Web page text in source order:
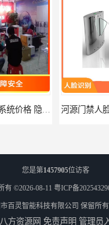
您是第1457905位访客
有 ©2026-08-11 粤ICP备
百灵智能科技有限公司 保留所有
八方资源网 免责声明 管理员